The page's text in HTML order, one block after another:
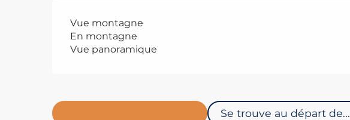
Vue montagne
En montagne
Vue panoramique
Se trouve au départ de...